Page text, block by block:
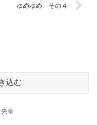
ゆめゆめ その４
込む
奈